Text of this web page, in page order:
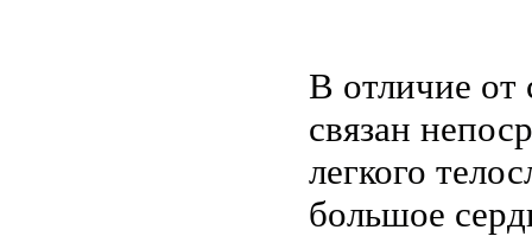
В отличие от
связан
легкого
большое